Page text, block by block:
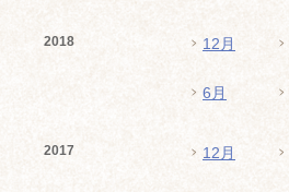
2018 12月
6月
2017 12月